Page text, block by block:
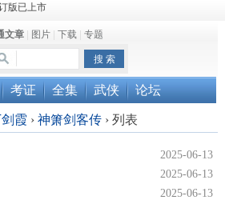
版已上市
录》上市
满结束
文章| 图片| 下载| 专题
考证 全集 武侠 论坛
霞 › 神箫剑客传 ›列表
2025-06-13
2025-06-13
2025-06-13